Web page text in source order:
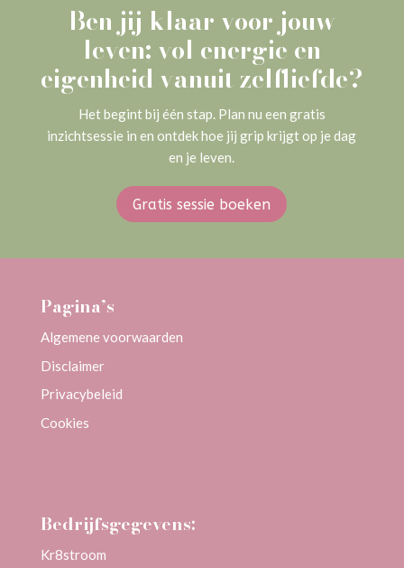
Ben jij klaar voor jouw
leven; vol energie en
eigenheid vanuit zelfliefde?
Het begint bij één stap. Plan nu een gratis
inzichtsessie in en ontdek hoe jij grip krijgt op je dag
en je leven.
Gratis sessie boeken
Pagina’s
Algemene voorwaarden
Disclaimer
Privacybeleid
Cookies
Bedrijfsgegevens:
Kr8stroom